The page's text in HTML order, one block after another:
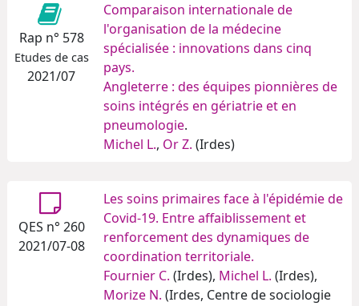
Rap n° 578
Etudes de cas
2021/07
Comparaison internationale de
l'organisation de la médecine
spécialisée : innovations dans cinq
pays.
Angleterre : des équipes pionnières de
soins intégrés en gériatrie et en
pneumologie.
Michel L., Or Z. (Irdes)
QES n° 260
2021/07-08
Les soins primaires face à l'épidémie de
Covid-19. Entre affaiblissement et
renforcement des dynamiques de
coordination territoriale.
Fournier C. (Irdes), Michel L. (Irdes),
Morize N. (Irdes, Centre de sociologie